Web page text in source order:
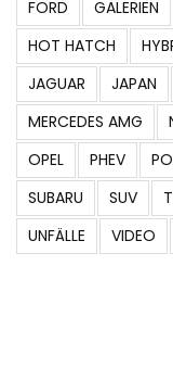
FORD
GALERIEN
HOT HATCH
JAGUAR
JAPAN
MERCEDES AMG
OPEL
PHEV
SUBARU
SUV
UNFÄLLE
VIDEO